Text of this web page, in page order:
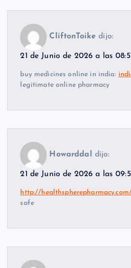
CliftonToike dijo:
21 de Junio de 2026 a las
buy medicines online in india:
legitimate online pharmacy
Howarddal dijo:
21 de Junio de 2026 a las
http://
safe